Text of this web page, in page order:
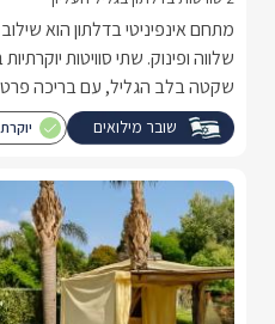
מתחם אינפיניטי בדלתון הוא
שלווה ופינוק. שתי סוויטות
שקטה בלב הגליל, עם בריכה
נגיעות של אירוח מפנק בכל פרט.
שובר מילואים